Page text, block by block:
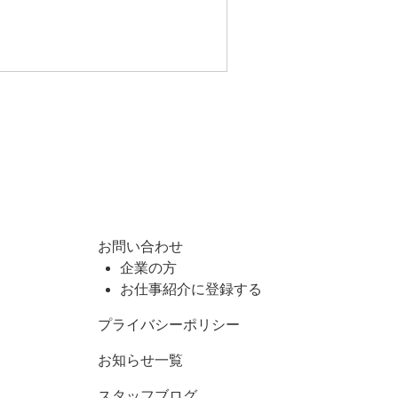
お問い合わせ
企業の方
お仕事紹介に登録する
プライバシーポリシー
お知らせ一覧